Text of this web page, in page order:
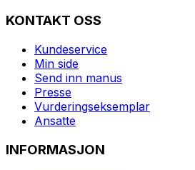
KONTAKT OSS
Kundeservice
Min side
Send inn manus
Presse
Vurderingseksemplar
Ansatte
INFORMASJON